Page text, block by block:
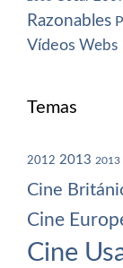
Razonables
Vídeos Webs
Temas
2012 2013 2013
Cine
Cine
Cine